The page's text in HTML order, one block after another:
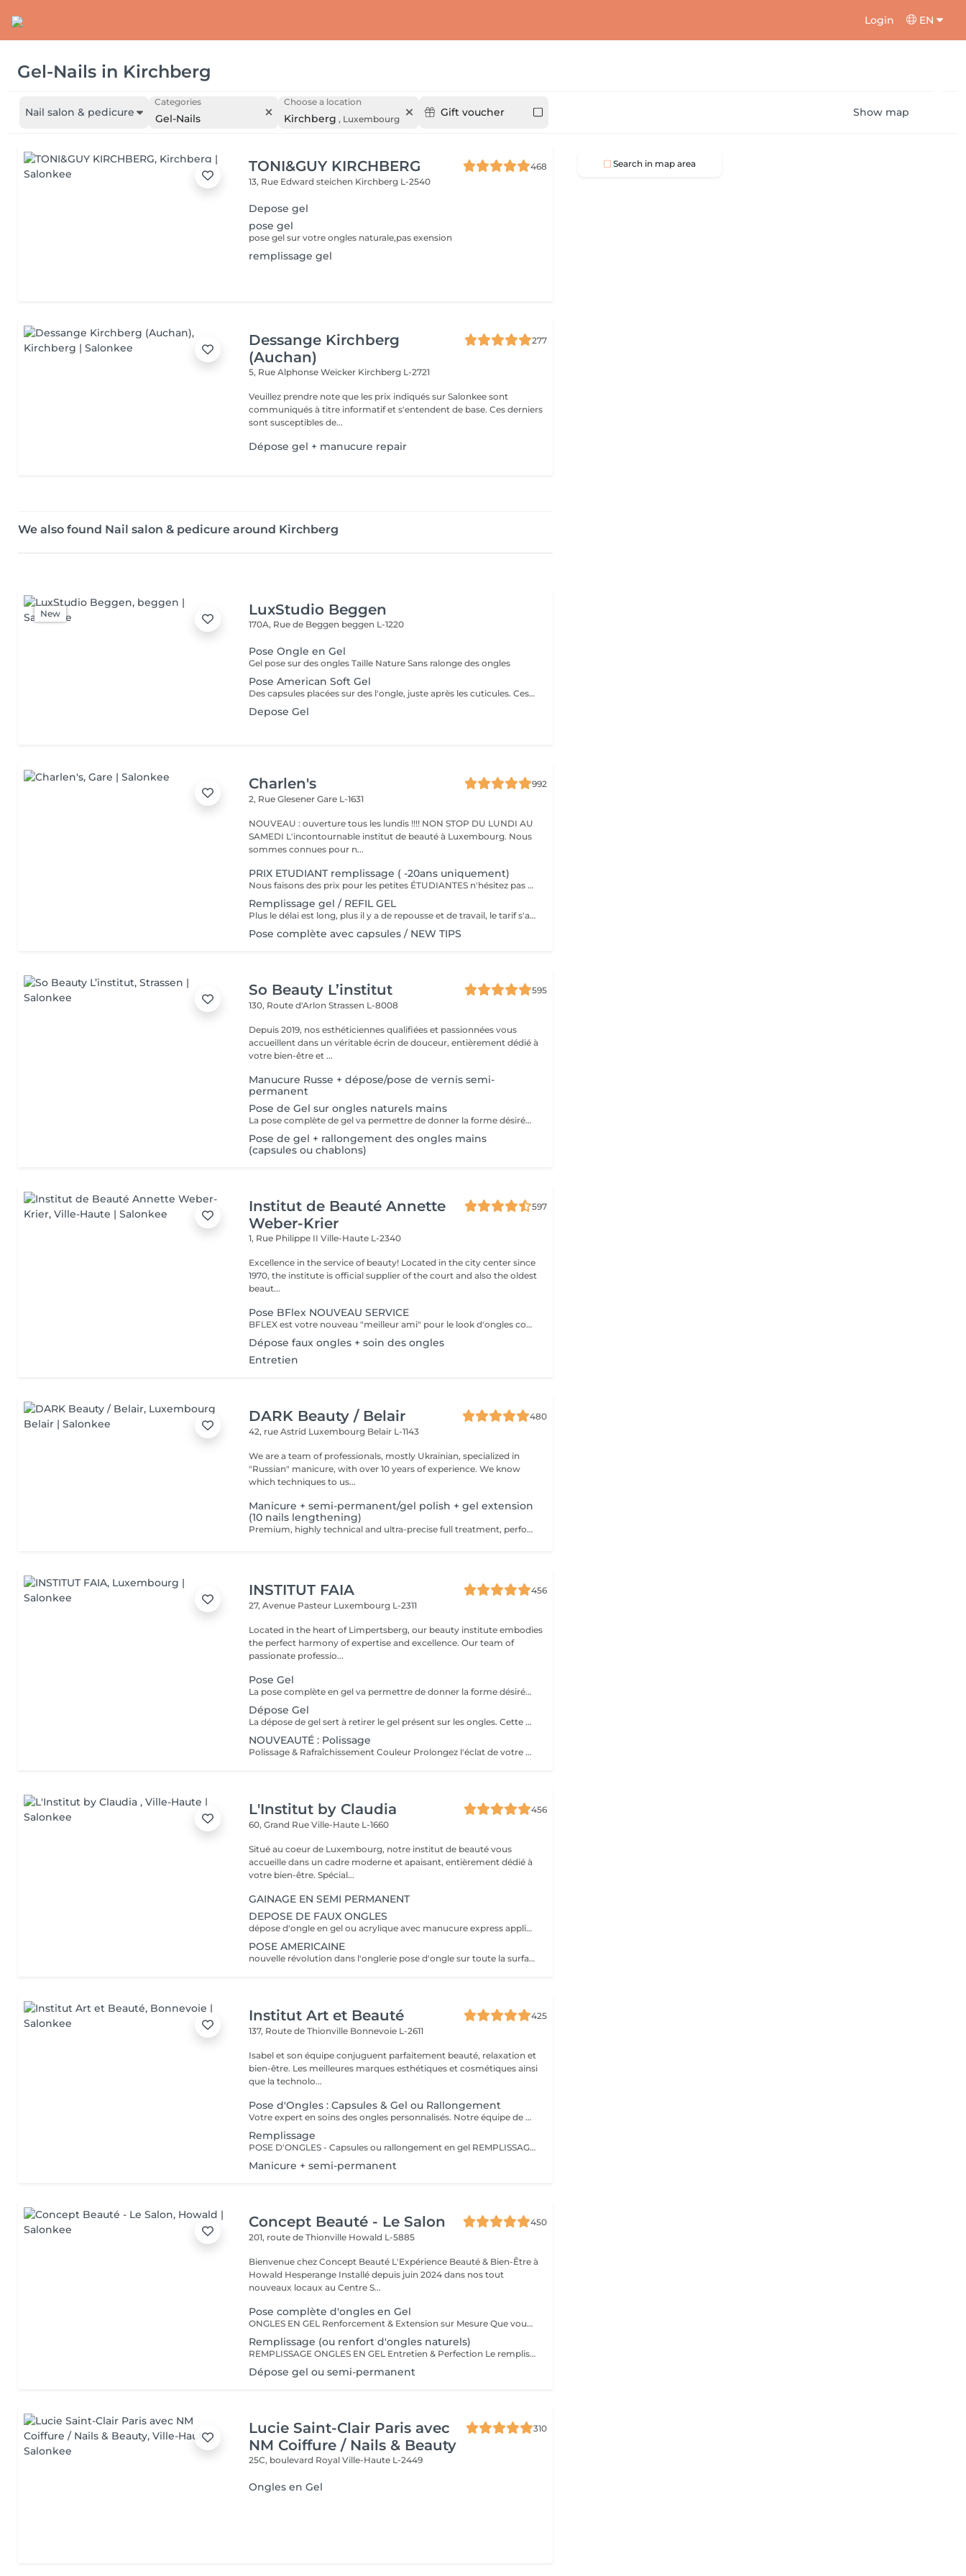
Login EN
Gel-Nails in Kirchberg
Nail salon & pedicure
Categories
Gel-Nails
Choose a location
Kirchberg , Luxembourg
Gift voucher Show map
TONI&GUY KIRCHBERG
468
13, Rue Edward steichen Kirchberg L-2540
Depose gel
pose gel
pose gel sur votre ongles naturale,pas exension
remplissage gel
Dessange Kirchberg
(Auchan)
277
5, Rue Alphonse Weicker Kirchberg L-2721
Veuillez prendre note que les prix indiqués sur Salonkee sont
communiqués à titre informatif et s'entendent de base. Ces derniers
sont susceptibles de...
Dépose gel + manucure repair
We also found Nail salon & pedicure around Kirchberg
New LuxStudio Beggen
170A, Rue de Beggen beggen L-1220
Pose Ongle en Gel
Gel pose sur des ongles Taille Nature Sans ralonge des ongles
Pose American Soft Gel
Des capsules placées sur des l'ongle, juste après les cuticules. Ces capsules forment à elles seules la courbure et la longueur de l'ongle. Le premier avantage notable est donc que les ongles artificiels utilisés dans le nail art américain n'ont pas besoin d'être façonnés. Dure +- 2 a 3 sem Cápsulas de gel colocadas em toda a unha, logo após as cutículas. Essas cápsulas formam sozinhas a curvatura e a extensão da unha. Portanto, a primeira vantagem notável é que as unhas artificiais usadas na arte americana de unhas não precisam ser modeladas.
Depose Gel
Charlen's
992
2, Rue GlesenerGare L-1631
NOUVEAU : ouverture tous les lundis !!!! NON STOP DU LUNDI AU
SAMEDI L'incontournable institut de beauté à Luxembourg. Nous
sommes connues pour n...
PRIX ETUDIANT remplissage ( -20ans uniquement)
Nous faisons des prix pour les petites ÉTUDIANTES n'hésitez pas a passer
Remplissage gel / REFIL GEL
Plus le délai est long, plus il y a de repousse et de travail, le tarif s'adapte donc au temps écoulé depuis votre dernier rendez-vous. Merci de choisir le remplissage adapté
Pose complète avec capsules / NEW TIPS
So Beauty L’institut
595
130, Route d'ArlonStrassen L-8008
Depuis 2019, nos esthéticiennes qualifiées et passionnées vous
accueillent dans un véritable écrin de douceur, entièrement dédié à
votre bien-être et ...
Manucure Russe + dépose/pose de vernis semi-
permanent
Pose de Gel sur ongles naturels mains
La pose complète de gel va permettre de donner la forme désirée en rallongeant (ou pas) les ongles (préalablement préparés) soit par la technique du chablon (rallongement au gel) soit par les capsules. Ensuite vient la pose du gel qui sera façonné et enfin la pose de la couleur ou de la French.
Pose de gel + rallongement des ongles mains
(capsules ou chablons)
Institut de Beauté Annette
Weber-Krier
597
1, Rue Philippe IIVille-Haute L-2340
Excellence in the service of beauty! Located in the city center since
1970, the institute is official supplier of the court and also the oldest
beaut...
Pose BFlex NOUVEAU SERVICE
BFLEX est votre nouveau "meilleur ami" pour le look d'ongles courts et naturels que tous les clients recherchent ! Il s'agit d'une Babymanucure avec la pose d'un gel intelligent 4-en-1 avec lequel vous avez : Base-Construction-Teinte-Finition ! I C'est une prestation inédite et tendance !
Dépose faux ongles + soin des ongles
Entretien
DARK Beauty / Belair
480
42, rue Astrid Luxembourg Belair L-1143
We are a team of professionals, mostly Ukrainian, specialized in
"Russian" manicure, with over 10 years of experience. We know
which techniques to us...
Manicure + semi-permanent/gel polish + gel extension
(10 nails lengthening)
Premium, highly technical and ultra-precise full treatment, performed mainly with an e-file to achieve a perfectly clean nail contour and apply the polish as close as possible, even slightly under the cuticle. This technique helps visually delay the regrowth by around 10 days. Visual result: -Extremely well-groomed nails, clean contours, flawless shape -Instagram / photo studio effect: neat, precise, with no visible dry skin During this service, we will also increase the length of your nails using a specialized gel material, ensuring a naturally beautiful result. This 'EXTENSION' has to be done just once, after which subsequent appointments will be designated as 'Manicure + semi-permanent/gel polish + gel reinforcement (long or fragile nails)'. We also include a gel reinforcement, as a perfect solution for flawless and long-lasting nails: -The average durability is 4 weeks!! Service content: -Removal of old semi-permanent and/or gel polish (if needed, already include in this price/service) -Very meticulous preparation of the nail plate -Removal of dead skin -Shape and file nails -Gentle cuticle care -Gel nail extension -Gel reinforcement -Correction of the nail shape -Application of semi-permanent nail polish -Application of cuticle oil and hand cream Optional : -EXTENSION longest than 4th size -> +20€ (if so please book "WITH complex design") -Price per nail for nail art on up to 5 nails (if so please book "WITH simple design") +3€/nail -Price for simple design (French, Chrome, Baby Boomer, Cat Eyes, Stickers, Foil) 6-10 nails -> +20€ -Price for complex design (3D, Hand drawings, Stamping, French with Chrome, Baby Boomer with Chrome, French with Cat Eyes) 6-10 nails -> +30€
INSTITUT FAIA
456
27, Avenue Pasteur Luxembourg L-2311
Located in the heart of Limpertsberg, our beauty institute embodies
the perfect harmony of expertise and excellence. Our team of
passionate professio...
Pose Gel
La pose complète en gel va permettre de donner la forme désirée en rallongeant (ou pas) les ongles (préalablement préparés) soit par la technique du chablon (rallongement au gel) soit par les capsules. Ensuite vient la pose du gel qui sera façonné et enfin la pose de la couleur ou de la French.
Dépose Gel
La dépose de gel sert à retirer le gel présent sur les ongles. Cette prestation comprend uniquement le ponçage du gel et le raccourcissement des ongles.
NOUVEAUTÉ : Polissage
Polissage & Rafraîchissement Couleur Prolongez l'éclat de votre pose en toute simplicité. Après une pose complète ou un remplissage, profitez de ce service rapide qui permet de rafraîchir vos ongles sans recommencer une prestation complète. Nous préparons délicatement la surface existante, lissons la repousse et appliquons la couleur de votre choix pour un effet propre et soigné. Idéal entre deux remplissages, ce rendez-vous express vous offre des ongles impeccables et la liberté de changer de teinte selon vos envies.
L'Institut by Claudia
456
60, Grand RueVille-Haute L-1660
Situé au coeur de Luxembourg, notre institut de beauté vous
accueille dans un cadre moderne et apaisant, entièrement dédié à
votre bien-être. Spécial...
GAINAGE EN SEMI PERMANENT
DEPOSE DE FAUX ONGLES
dépose d'ongle en gel ou acrylique avec manucure express application d'un fortifiant pour l'ongle
POSE AMERICAINE
nouvelle révolution dans l'onglerie pose d'ongle sur toute la surface de l'ongle sans abimer les vôtres
Institut Art et Beauté
425
137, Route de Thionville Bonnevoie L-2611
Isabel et son équipe conjuguent parfaitement beauté, relaxation et
bien-être. Les meilleures marques esthétiques et cosmétiques ainsi
que la technolo...
Pose d'Ongles : Capsules & Gel ou Rallongement
Votre expert en soins des ongles personnalisés. Notre équipe de prothésistes ongulaires diplômées vous offre une gamme complète de services pour des ongles magnifiques et durables. Expertise et Professionnalisme : Prothésistes qualifiées et expérimentées : o Isabel o Francesca o Fatima o Deborah o Patricia o Mirza Des produits de haute qualité, aux couleurs variées pour des résultats éclatants et durables. Garantie de beauté et santé de vos ongles. Services adaptés à vos goûts et votre personnalité Capsules pour allonger rapidement vos ongles. Rallongement en Gel : Pour un résultat naturel et durable. Remplissage toute les 3 a 4 semaines pour comble la repousse et préserve l'intégrité de la pose initiale. Manucure Soins et esthétisme pour des ongles en pleine santé et élégants. Nos Techniques Manucure Combinée : Soins complets et embellissement. Vernis Semi-Permanent : Couleur durable sans pose de gel. Chablon ou Capsules : Pose traditionnelle ou look naturel.
Remplissage
POSE D'ONGLES - Capsules ou rallongement en gel REMPLISSAGE MANUCURE Nos prothésistes ongulaire diplômée vous accueille dans notre espace d'esthétique des soins des ongles personnalisés. Nos maîtrisons des méthodes qui sauront vous permettre de garder de beaux ongles durablement avec le stylise en fonction de vos goûts et de votre personnalité : manucure combinée, pose de vernis semi-permanent, remplissage, pose complète au chablon ou capsules. Nos produits à la pointe des tendances, de haute qualité, des couleurs dotées d'une pigmentation multiples.
Manicure + semi-permanent
Concept Beauté - Le Salon
450
201, route de Thionville Howald L-5885
Bienvenue chez Concept Beauté L'Expérience Beauté & Bien-Être à
Howald Hesperange Installé depuis juin 2024 dans nos tout
nouveaux locaux au Centre S...
Pose complète d'ongles en Gel
ONGLES EN GEL Renforcement & Extension sur Mesure Que vous souhaitiez allonger, renforcer ou corriger vos ongles, la technique du gel ProNails permet d'obtenir des ongles impeccables, résistants et naturels. Pourquoi choisir les ongles en gel ? Adapté aux ongles fragiles ou cassants Permet d'obtenir une longueur et une forme personnalisées Finition naturelle ou sophistiquée selon vos envies Remplissage conseillé toutes les 3 à 4 semaines Possibilité de French manucure, effet babyboomer ou nail art selon vos envies !
Remplissage (ou renfort d'ongles naturels)
REMPLISSAGE ONGLES EN GEL Entretien & Perfection Le remplissage des ongles en gel est une étape essentielle pour préserver la beauté et la tenue de votre pose. Avec la repousse naturelle de l'ongle, un entretien régulier permet de redonner à vos ongles un aspect parfait, sans avoir à refaire une pose complète. Pourquoi faire un remplissage ? Redonne un aspect uniforme et impeccable Préserve la solidité et la durabilité de votre pose en gel Évite les décollements et renforce la structure de l'ongle Possibilité de changer la couleur ou d'ajouter une nouvelle décoration Fréquence conseillée : toutes les 3 à 4 semaines pour un résultat toujours soigné et harmonieux. Profitez-en pour opter pour une nouvelle teinte, un effet babyboomer ou un nail art unique !
Dépose gel ou semi-permanent
Lucie Saint-Clair Paris avec
NM Coiffure / Nails & Beauty
310
25C, boulevard RoyalVille-Haute L-2449
Ongles en Gel
Search in map area